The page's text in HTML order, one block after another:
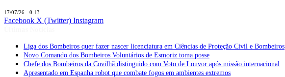
17/07/26 - 0:13
Facebook X (Twitter) Instagram
Liga dos Bombeiros quer fazer nascer licenciatura em Ciências de Proteção Civil e Bombeiros
Novo Comando dos Bombeiros Voluntários de Esmoriz toma posse
Chefe dos Bombeiros da Covilhã distinguido com Voto de Louvor após missão internacional
Apresentado em Espanha robot que combate fogos em ambientes extremos